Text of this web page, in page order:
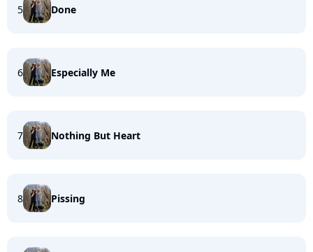
5 Done
6 Especially Me
7 Nothing But Heart
8 Pissing